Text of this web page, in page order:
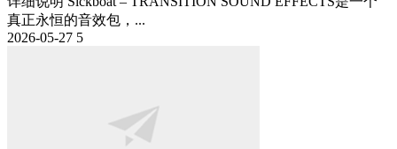
真正永恒的音效包，...
2026-05-27 5